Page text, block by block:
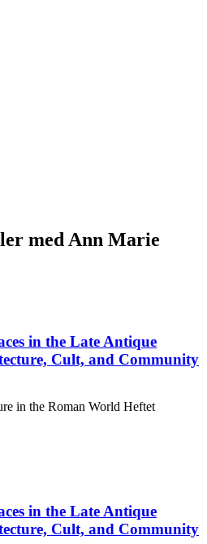
med Ann Marie
in the Late Antique
Cult, and Community
in the Roman World Heftet
in the Late Antique
Cult, and Community